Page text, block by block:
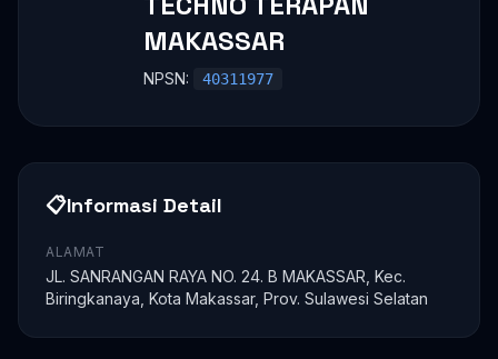
MAKASSAR
NPSN: 40311977
📋Informasi Detail
ALAMAT
JL. SANRANGAN RAYA NO. 24. B MAKASSAR, Kec.
Biringkanaya, Kota Makassar, Prov. Sulawesi Selatan